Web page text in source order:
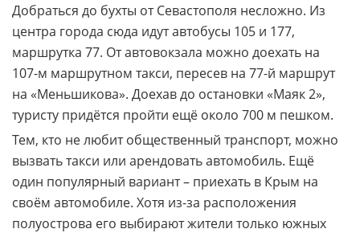
Добраться до бухты от Севастополя несложно. Из
центра города сюда идут автобусы 105 и 177,
маршрутка 77. От автовокзала можно доехать на
107-м маршрутном такси, пересев на 77-й маршрут
на «Меньшикова». Доехав до остановки «Маяк 2»,
туристу придётся пройти ещё около 700 м пешком.
Тем, кто не любит общественный транспорт, можно
вызвать такси или арендовать автомобиль. Ещё
один популярный вариант – приехать в Крым на
своём автомобиле. Хотя из-за расположения
полуострова его выбирают жители только южных